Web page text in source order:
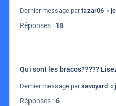
Dernier message partazar06 «
Réponses : 18
Qui sont les bracos?????
Dernier message parsavoyard «
Réponses :6